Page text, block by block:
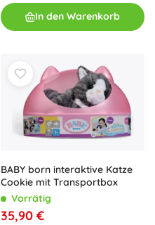
In den Warenkorb
BABY born interaktive Katze
Cookie mit Transportbox
Vorrätig
35,90 €